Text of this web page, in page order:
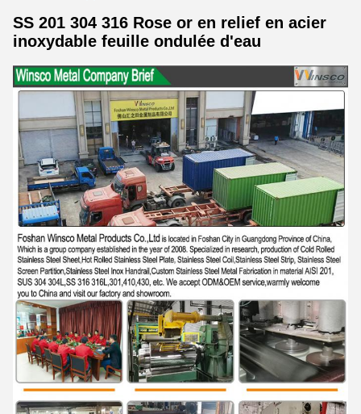
SS 201 304 316 Rose or en relief en acier
inoxydable feuille ondulée d'eau